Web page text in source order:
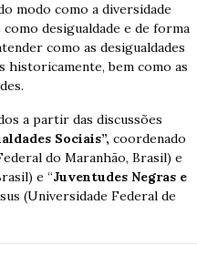
modo como a diversidade
desigualdade e de forma
como as desigualdades
historicamente, bem como as
a partir das discussões
Sociais”, coordenado
do Maranhão, Brasil) e
e “Juventudes Negras e
(Universidade Federal de